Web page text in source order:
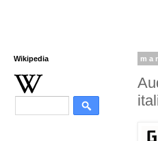
Wikipedia